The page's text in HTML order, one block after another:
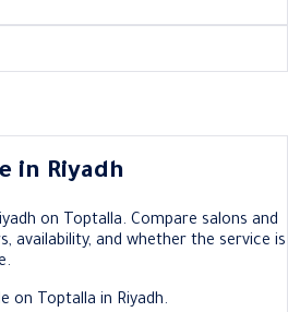
in Riyadh
on Toptalla. Compare salons and
availability, and whether the service is
on Toptalla in Riyadh.